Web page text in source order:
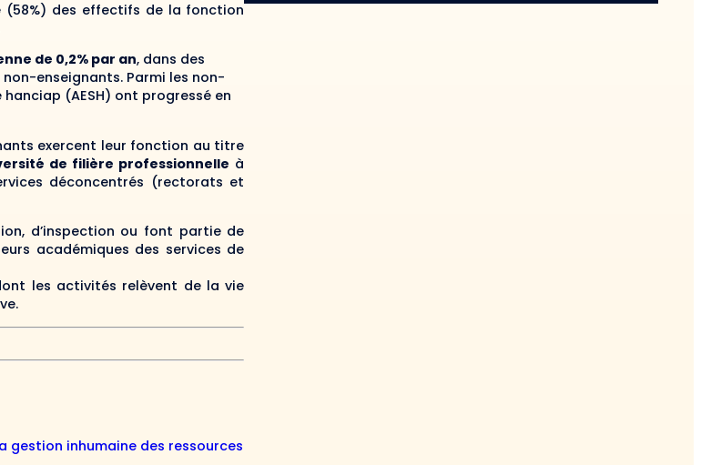
(58%) des effectifs de la fonction
de 0,2% par an, dans des
enseignants. Parmi les non-
(AESH) ont progressé en
exercent leur fonction au titre
de filière professionnelle à
déconcentrés (rectorats et
d’inspection ou font partie de
académiques des services de
les activités relèvent de la vie
gestion inhumaine des ressources